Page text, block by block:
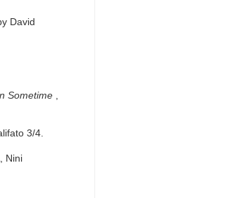
David
Sometime ,
3/4.
Nini